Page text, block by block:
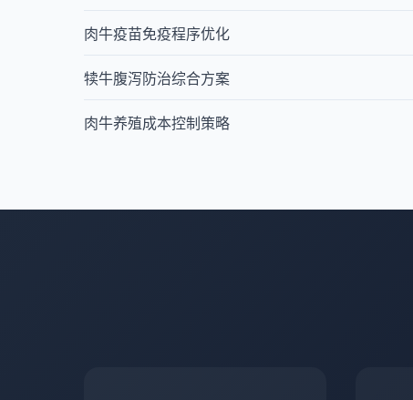
肉牛疫苗免疫程序优化
犊牛腹泻防治综合方案
肉牛养殖成本控制策略